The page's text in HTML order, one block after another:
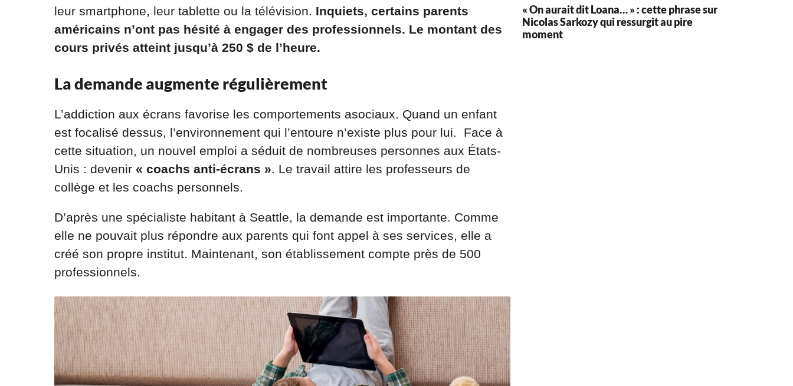
leur smartphone, leur tablette ou la télévision. Inquiets, certains parents
américains n’ont pas hésité à engager des professionnels. Le montant des
cours privés atteint jusqu’à 250 $ de l’heure.
La demande augmente régulièrement
L’addiction aux écrans favorise les comportements asociaux. Quand un enfant
est focalisé dessus, l’environnement qui l’entoure n’existe plus pour lui. Face à
cette situation, un nouvel emploi a séduit de nombreuses personnes aux États-
Unis : devenir « coachs anti-écrans ». Le travail attire les professeurs de
collège et les coachs personnels.
D’après une spécialiste habitant à Seattle, la demande est importante. Comme
elle ne pouvait plus répondre aux parents qui font appel à ses services, elle a
créé son propre institut. Maintenant, son établissement compte près de 500
professionnels.
« On aurait dit Loana… » : cette phrase sur
Nicolas Sarkozy qui ressurgit au pire
moment